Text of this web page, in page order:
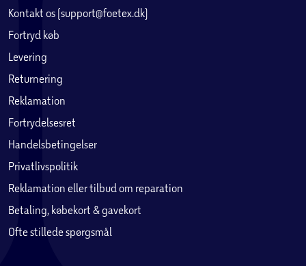
Kontakt os (support@foetex.dk)
Fortryd køb
Levering
Returnering
Reklamation
Fortrydelsesret
Handelsbetingelser
Privatlivspolitik
Reklamation eller tilbud om reparation
Betaling, købekort & gavekort
Ofte stillede spørgsmål